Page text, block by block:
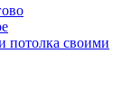
потолка своими